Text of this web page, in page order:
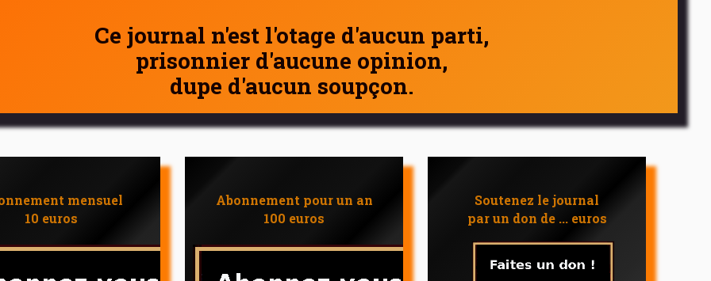
Ce journal n'est l'otage d'aucun parti,
prisonnier d'aucune opinion,
dupe d'aucun soupçon.
mensuel
10 euros
Abonnement pour un an
100 euros
Soutenez le journal
par un don de ... euros